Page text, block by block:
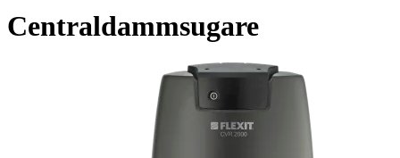
Centraldammsugare